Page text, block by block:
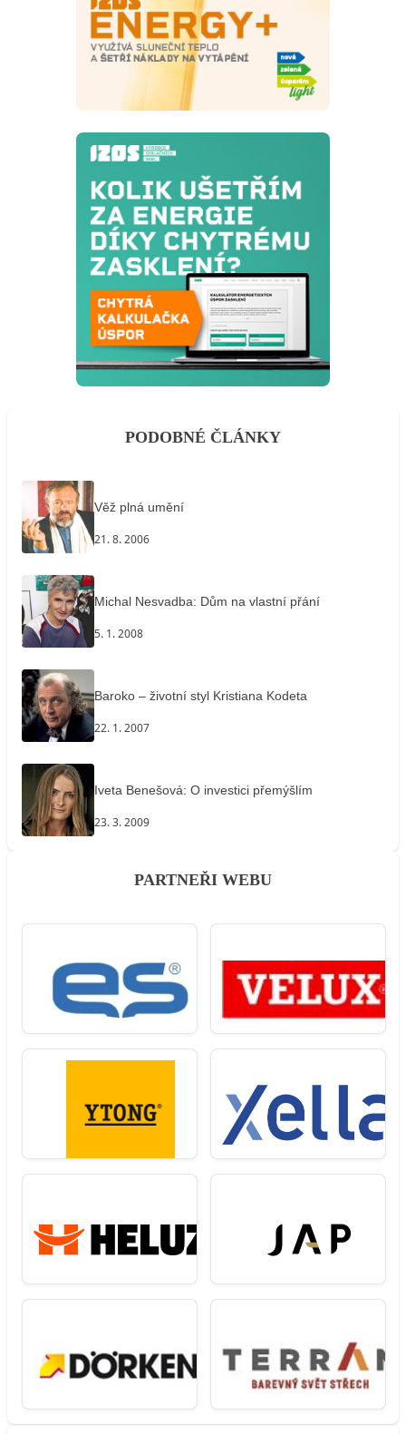
PODOBNÉ ČLÁNKY
Věž plná umění
21. 8. 2006
Michal Nesvadba: Dům na vlastní přání
5. 1. 2008
Baroko – životní styl Kristiana Kodeta
22. 1. 2007
Iveta Benešová: O investici přemýšlím
23. 3. 2009
PARTNEŘI WEBU